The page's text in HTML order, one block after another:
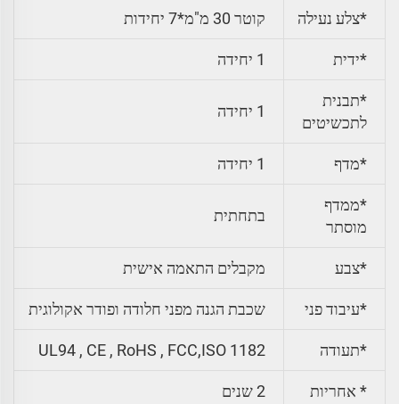
*צלע נעילה קוטר 30 מ"מ*7 יחידות
*ידית 1 יחידה
*תבנית
לתכשיטים
1 יחידה
*מדף 1 יחידה
*ממדף
מוסתר
בתחתית
*צבע מקבלים התאמה אישית
*עיבוד פני שכבת הגנה מפני חלודה ופודר אקולוגית
*תעודה UL94 , CE , RoHS , FCC,ISO 1182
* אחריות 2 שנים